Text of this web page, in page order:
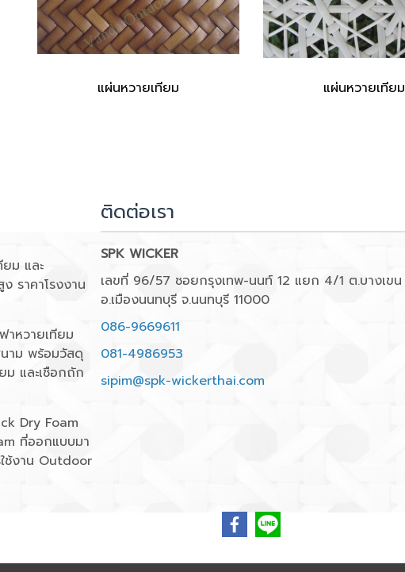
แผ่นหวายเทียม แผ่นหวายเทียม
ยม และ
ราคาโรงงาน
าหวายเทียม
นาม พร้อมวัสดุ
ม และเชือกถัก
Dry Foam
ที่ออกแบบมา
ช้งาน Outdoor
ติดต่อเรา
SPK WICKER
เลขที่ 96/57 ซอยกรุงเทพ-นนท์ 12 แยก 4/1 ต.บางเขน
อ.เมืองนนทบุรี จ.นนทบุรี 11000
086-9669611
081-4986953
sipim@spk-wickerthai.com